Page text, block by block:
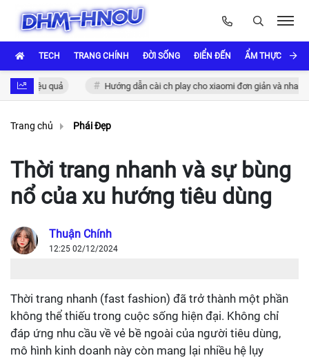
TECH TRANG CHÍNH ĐỜI SỐNG ĐIỂN ĐẾN ẨM THỰC VÀ
quả Hướng dẫn cài ch play cho xiaomi đơn giản và nhanh chóng
Trang chủ Phái Đẹp
Thời trang nhanh và sự bùng
nổ của xu hướng tiêu dùng
Thuận Chính
12:25 02/12/2024
Thời trang nhanh (fast fashion) đã trở thành một phần
không thể thiếu trong cuộc sống hiện đại. Không chỉ
đáp ứng nhu cầu về vẻ bề ngoài của người tiêu dùng,
mô hình kinh doanh này còn mang lại nhiều hệ lụy